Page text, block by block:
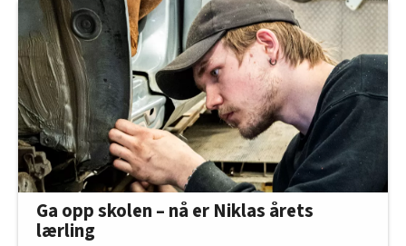
Ga opp skolen – nå er Niklas årets
lærling